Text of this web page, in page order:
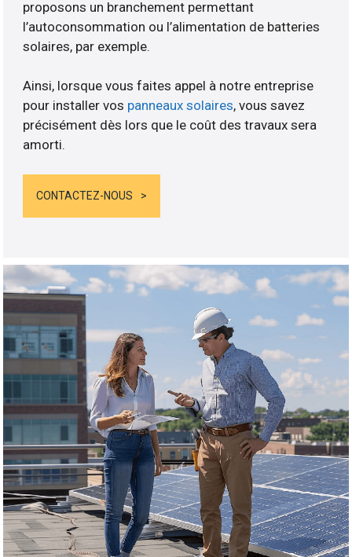
proposons un branchement permettant
l’autoconsommation ou l’alimentation de batteries
solaires, par exemple.
Ainsi, lorsque vous faites appel à notre entreprise
pour installer vos panneaux solaires, vous savez
précisément dès lors que le coût des travaux sera
amorti.
CONTACTEZ-NOUS